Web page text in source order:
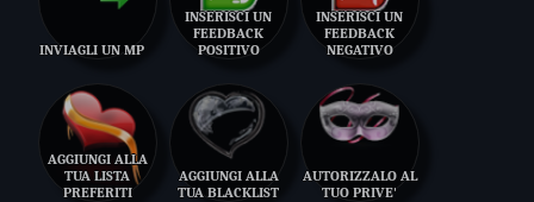
INVIAGLI UN MP
INSERISCI UN
FEEDBACK
POSITIVO
INSERISCI UN
FEEDBACK
NEGATIVO
AGGIUNGI ALLA
TUA LISTA
PREFERITI
AGGIUNGI ALLA
TUA BLACKLIST
AUTORIZZALO AL
TUO PRIVE'